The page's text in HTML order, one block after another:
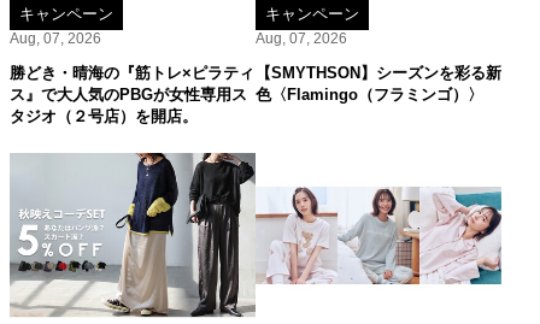
キャンペーン
Aug, 07, 2026
勝どき・晴海の『筋トレ×ピラティ
ス』で大人気のPBGが女性専用ス
タジオ（２号店）を開店。
キャンペーン
Aug, 07, 2026
【SMYTHSON】シーズンを彩る新
色〈Flamingo（フラミンゴ）〉